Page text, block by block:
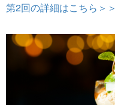
第2回の詳細はこちら＞＞